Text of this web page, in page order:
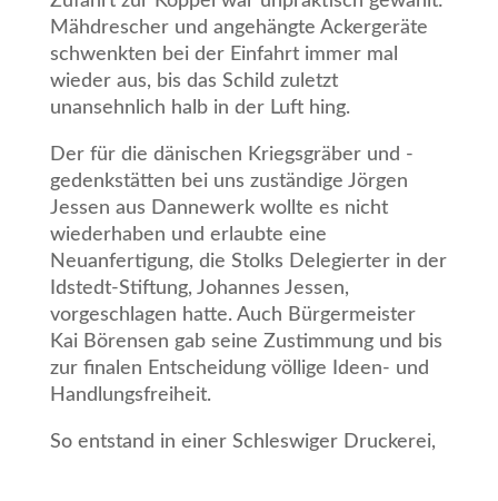
Mähdrescher und angehängte Ackergeräte
schwenkten bei der Einfahrt immer mal
wieder aus, bis das Schild zuletzt
unansehnlich halb in der Luft hing.
Der für die dänischen Kriegsgräber und -
gedenkstätten bei uns zuständige Jörgen
Jessen aus Dannewerk wollte es nicht
wiederhaben und erlaubte eine
Neuanfertigung, die Stolks Delegierter in der
Idstedt-Stiftung, Johannes Jessen,
vorgeschlagen hatte. Auch Bürgermeister
Kai Börensen gab seine Zustimmung und bis
zur finalen Entscheidung völlige Ideen- und
Handlungsfreiheit.
So entstand in einer Schleswiger Druckerei,